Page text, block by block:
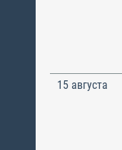
15 августа